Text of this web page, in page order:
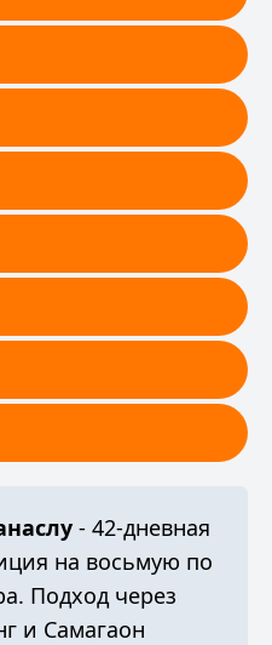
- 42-дневная
на восьмую по
Подход через
и Самагаон